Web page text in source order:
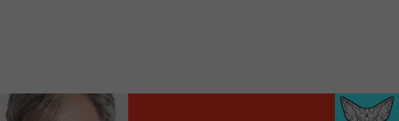
Audio
00:00